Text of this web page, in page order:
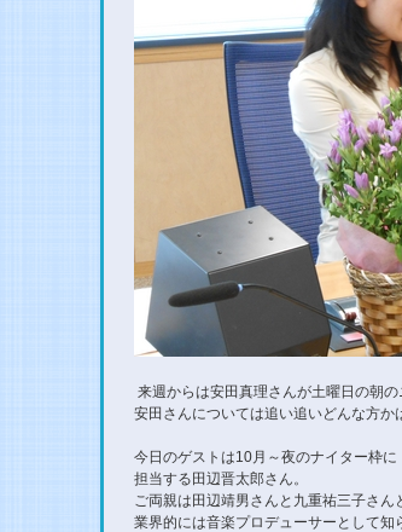
来週からは安田真理さんが土曜日の朝
安田さんについては追い追いどんな方か
今日のゲストは10月～夜のナイター枠
担当する田辺晋太郎さん。
ご両親は田辺靖男さんと九重祐三子さん
業界的には音楽プロデューサーとして知